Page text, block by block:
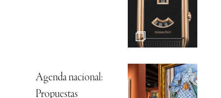
Agenda nacional:
Propuestas